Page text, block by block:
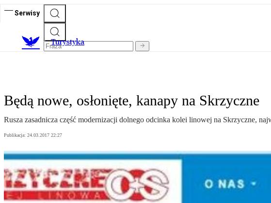
Serwisy
Turystyka
Będą nowe, osłonięte, kanapy na Skrzyczne
Rusza zasadnicza część modernizacji dolnego odcinka kolei linowej na Skrzyczne,
Publikacja: 24.03.2017 22:27